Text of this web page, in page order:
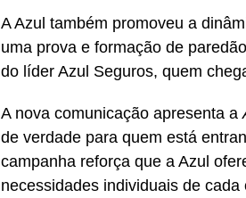
A Azul também promoveu a
uma prova e formação de
do líder Azul Seguros, quem
A nova comunicação apresenta a
de verdade para quem está
campanha reforça que a Azul
necessidades individuais de cada